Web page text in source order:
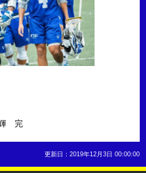
更新日：2019年12月3日 00:00:00